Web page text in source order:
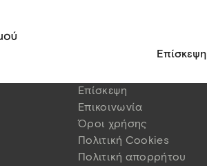
Επίσκεψη
Επίσκεψη
Επικοινωνία
Όροι χρήσης
Πολιτική Cookies
Πολιτική απορρήτου